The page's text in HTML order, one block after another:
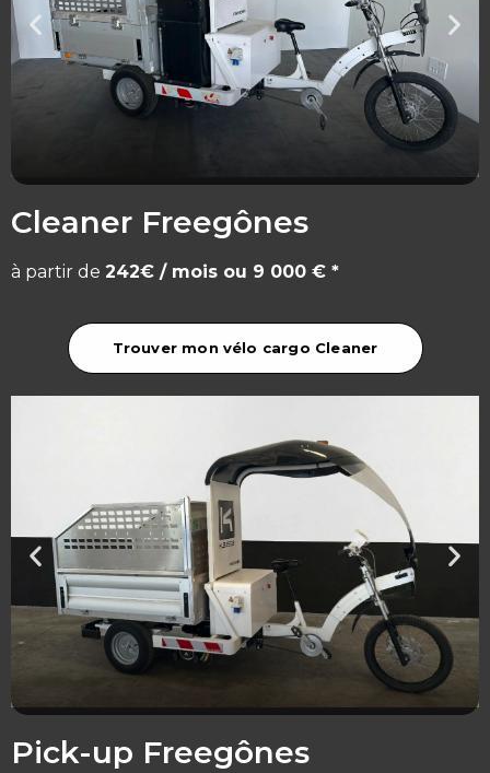
Cleaner Freegônes
à partir de 242€ / mois ou 9 000 € *
Trouver mon vélo cargo Cleaner
Pick-up Freegônes